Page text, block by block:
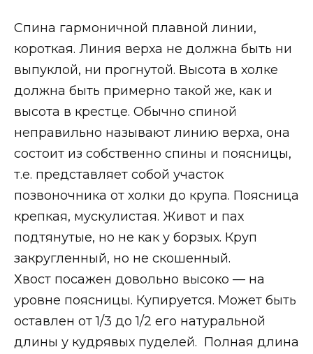
Спина гармоничной плавной линии,
короткая. Линия верха не должна быть ни
выпуклой, ни прогнутой. Высота в холке
должна быть примерно такой же, как и
высота в крестце. Обычно спиной
неправильно называют линию верха, она
состоит из собственно спины и поясницы,
т.е. представляет собой участок
позвоночника от холки до крупа. Поясница
крепкая, мускулистая. Живот и пах
подтянутые, но не как у борзых. Круп
закругленный, но не скошенный.
Хвост посажен довольно высоко — на
уровне поясницы. Купируется. Может быть
оставлен от 1/3 до 1/2 его натуральной
длины у кудрявых пуделей. Полная длина